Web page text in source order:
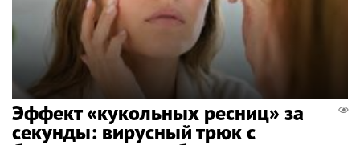
Эффект «кукольных ресниц» за
секунды: вирусный трюк с